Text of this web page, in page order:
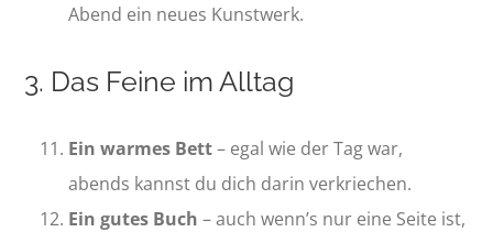
Abend ein neues Kunstwerk.
3. Das Feine im Alltag
Ein warmes Bett– egal wie der Tag war,
abends kannst du dich darin verkriechen.
Ein gutes Buch – auch wenn’s nur eine Seite ist,